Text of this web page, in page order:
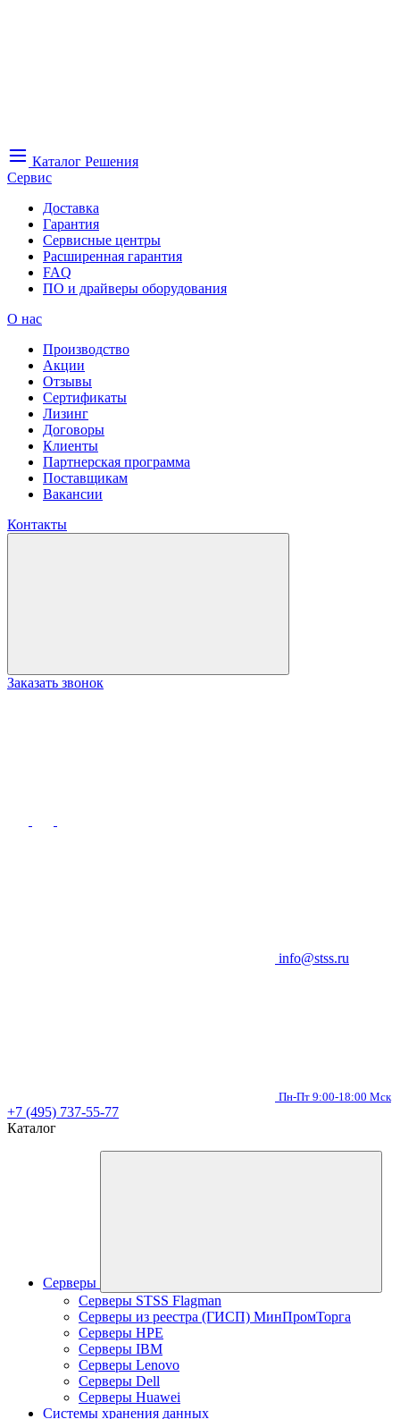
Каталог Решения
Сервис
Доставка
Гарантия
Сервисные центры
Расширенная гарантия
FAQ
ПО и драйверы оборудования
О нас
Производство
Акции
Отзывы
Сертификаты
Лизинг
Договоры
Клиенты
Партнерская программа
Поставщикам
Вакансии
Контакты
Заказать звонок
info@stss.ru
Пн-Пт 9:00-18:00 Мск
+7 (495) 737-55-77
Каталог
Серверы
Серверы STSS Flagman
Серверы из реестра (ГИСП) МинПромТорга
Серверы HPE
Серверы IBM
Серверы Lenovo
Серверы Dell
Серверы Huawei
Системы хранения данных